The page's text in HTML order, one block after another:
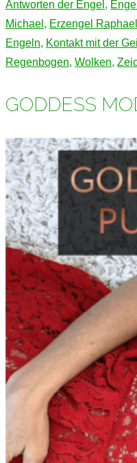
Antworten der Engel ,
Michael , Erzengel Raphael
Engeln, Kontakt mit der
Regenbogen, Wolken,
GODDESS